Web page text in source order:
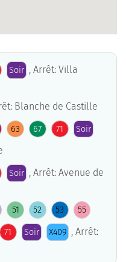
Soir , Arrêt: Villa
Blanche de Castille
63 67 71 Soir
Soir , Arrêt: Avenue de
51 52 53 55
71 Soir X409
, Arrêt: